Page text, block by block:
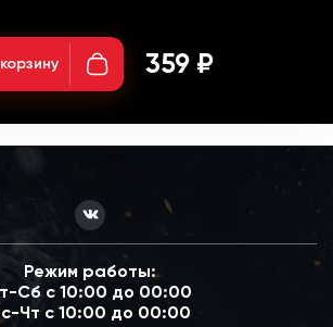
359 ₽
Режим работы:
Сб с 10:00 до 00:00
Чт с 10:00 до 00:00